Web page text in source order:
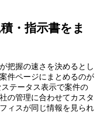
・指示書をま
把握の速さを決めるとし
件ページにまとめるのが
テータス表示で案件の
の管理に合わせてカスタ
ィスが同じ情報を見られ